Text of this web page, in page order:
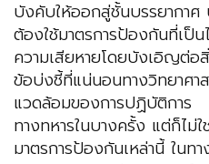
บังคับให้ออกสู่ชั้นบรรยากาศ
ต้องใช้มาตรการป้องกันที่เป็
ความเสียหายโดยบังเอิญต่อ
ข้อบ่งชี้ที่แน่นอนทางวิทยาศ
แวดล้อมของการปฏิบัติการ
ทางทหารในบางครั้ง แต่ก็ไม่
มาตรการป้องกันเหล่านี้ ใน